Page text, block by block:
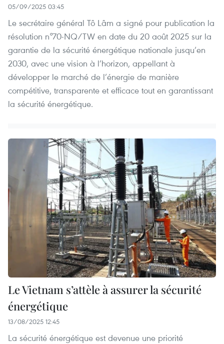
05/09/2025 03:45
Le secrétaire général Tô Lâm a signé pour publication la
résolution n°70-NQ/TW en date du 20 août 2025 sur la
garantie de la sécurité énergétique nationale jusqu’en
2030, avec une vision à l’horizon, appellant à
développer le marché de l’énergie de manière
compétitive, transparente et efficace tout en garantissant
la sécurité énergétique.
Le Vietnam s’attèle à assurer la sécurité
énergétique
13/08/2025 12:45
La sécurité énergétique est devenue une priorité